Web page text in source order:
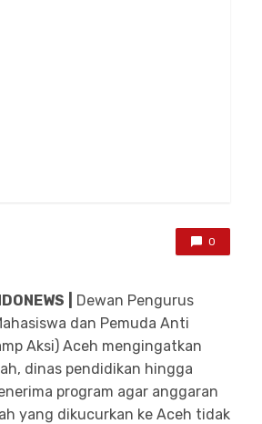
0
Dewan Pengurus
dan Pemuda Anti
Aksi) Aceh mengingatkan
dinas pendidikan hingga
program agar anggaran
yang dikucurkan ke Aceh tidak